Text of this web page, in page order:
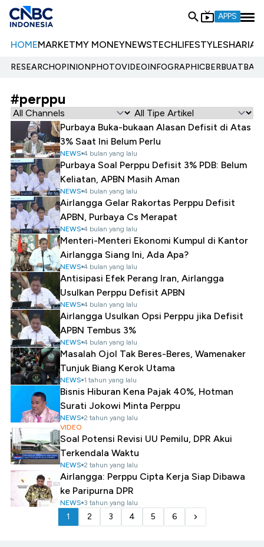
APPS
HOMEMARKETMY MONEYNEWSTECHLIFESTYLESHARIA
RESEARCHOPINIONPHOTOVIDEOINFOGRAPHIC
#perppu
Purbaya Buka-bukaan Alasan Defisit di Atas
3% Saat Ini Belum Perlu
NEWS 4 bulan yang lalu
Purbaya Soal Perppu Defisit 3% PDB: Belum
Keliatan, APBN Masih Aman
NEWS 4 bulan yang lalu
Airlangga Gelar Rakortas Perppu Defisit
APBN, Purbaya Cs Merapat
NEWS 4 bulan yang lalu
Menteri-Menteri Ekonomi Kumpul di Kantor
Airlangga Siang Ini, Ada Apa?
NEWS 4 bulan yang lalu
Antisipasi Efek Perang Iran, Airlangga
Usulkan Perppu Defisit APBN
NEWS 4 bulan yang lalu
Airlangga Usulkan Opsi Perppu jika Defisit
APBN Tembus 3%
NEWS 4 bulan yang lalu
Masalah Ojol Tak Beres-Beres, Wamenaker
Tunjuk Biang Kerok Utama
NEWS 1 tahun yang lalu
Bisnis Hiburan Kena Pajak 40%, Hotman
Surati Jokowi Minta Perppu
NEWS 2 tahun yang lalu
VIDEO
Soal Potensi Revisi UU Pemilu, DPR Akui
Terkendala Waktu
NEWS 2 tahun yang lalu
Airlangga: Perppu Cipta Kerja Siap Dibawa
ke Paripurna DPR
NEWS 3 tahun yang lalu
1 2 3 4 5 6